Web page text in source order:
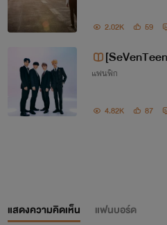
2.02K 59
no,the8,jun)
แฟนฟิก
4.82K 87
แสดงความคิดเห็น แฟนบอร์ด